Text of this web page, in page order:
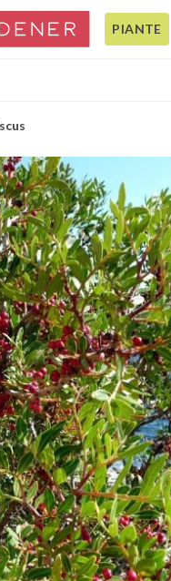
PIANTE